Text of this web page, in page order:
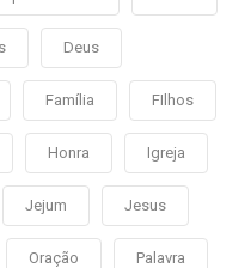
Deus
Família FIlhos
Honra Igreja
Jejum Jesus
Oração Palavra